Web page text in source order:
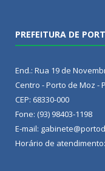
PREFEITURA DE
End.: Rua 19 de
Centro - Porto de Moz -
CEP: 68330-000
Fone: (93) 98403-1198
E-mail:
Horário de atendimento: